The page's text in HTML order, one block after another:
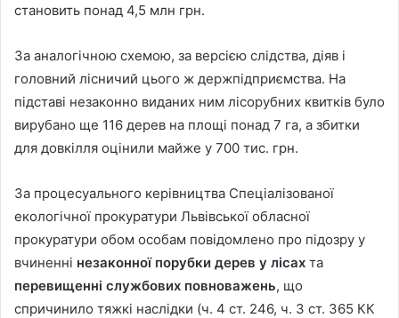
становить понад 4,5 млн грн.
За аналогічною схемою, за версією слідства, діяв і
головний лісничий цього ж держпідприємства. На
підставі незаконно виданих ним лісорубних квитків було
вирубано ще 116 дерев на площі понад 7 га, а збитки
для довкілля оцінили майже у 700 тис. грн.
За процесуального керівництва Спеціалізованої
екологічної прокуратури Львівської обласної
прокуратури обом особам повідомлено про підозру у
вчиненні незаконної порубки дерев у лісах та
перевищенні службових повноважень, що
спричинило тяжкі наслідки (ч. 4 ст. 246, ч. 3 ст. 365 КК